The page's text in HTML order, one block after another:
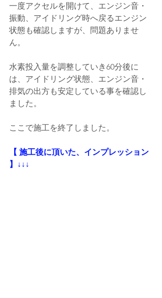
一度アクセルを開けて、エンジン音・
振動、アイドリング時へ戻るエンジン
状態も確認しますが、問題ありませ
ん。
水素投入量を調整していき60分後に
は、アイドリング状態、エンジン音・
排気の出方も安定している事を確認し
ました。
ここで施工を終了しました。
【 施工後に頂いた、インプレッション
】↓↓↓